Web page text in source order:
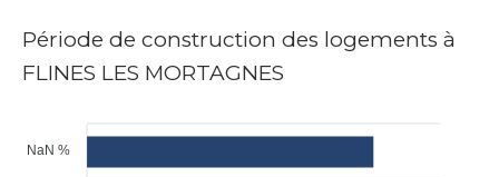
Période de construction des logements à
FLINES LES MORTAGNES
NaN %